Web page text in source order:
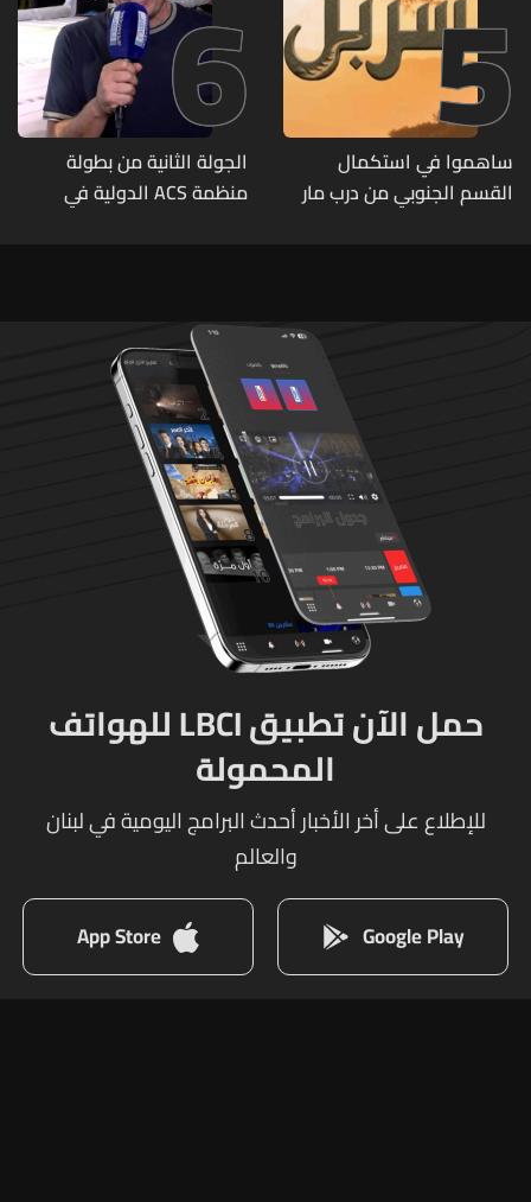
5
ساهموا في استكمال
القسم الجنوبي من درب مار
6
الجولة الثانية من بطولة
منظمة ACS الدولية في
حمل الآن تطبيق LBCI للهواتف
المحمولة
للإطلاع على أخر الأخبار أحدث البرامج اليومية في لبنان
والعالم
Google Play
App Store